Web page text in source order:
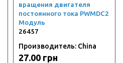
вращения двигателя
постоянного тока PWMDC2
Модуль
26457
Производитель: China
27.00 грн